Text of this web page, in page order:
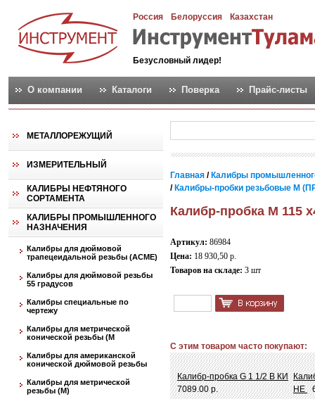
Россия Белоруссия Казахстан
Безусловный лидер!
О компании Каталоги Поверка Прайс-листы
МЕТАЛЛОРЕЖУЩИЙ
ИЗМЕРИТЕЛЬНЫЙ
КАЛИБРЫ НЕФТЯНОГО
СОРТАМЕНТА
КАЛИБРЫ ПРОМЫШЛЕННОГО
НАЗНАЧЕНИЯ
Калибры для дюймовой
трапецеидальной резьбы (АСМЕ)
Калибры для дюймовой резьбы
55 градусов
Калибры специальные по
чертежу
Калибры для метрической
конической резьбы (М
Калибры для американской
конической дюймовой резьбы
Калибры для метрической
резьбы (М)
Главная / Калибры
/ Калибры-пробки резьбовые М
Калибр-пробка М 115
Артикул: 86984
Цена: 18 930,50 р.
Товаров на складе: 3 шт
С этим товаром часто покупают:
Калибр-пробка G 1 1/2 В КИ
7089.00 р.
НЕ